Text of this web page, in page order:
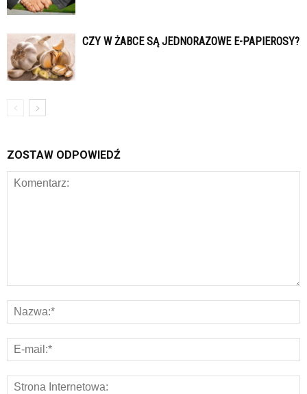
CZY W ŻABCE SĄ JEDNORAZOWE E-PAPIEROSY?
ZOSTAW ODPOWIEDŹ